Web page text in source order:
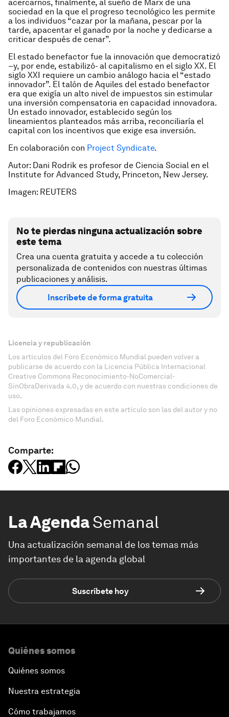
acercarnos, finalmente, al sueño de Marx de una
sociedad en la que el progreso tecnológico les permite
a los individuos “cazar por la mañana, pescar por la
tarde, apacentar el ganado por la noche y dedicarse a
criticar después de cenar”.
El estado benefactor fue la innovación que democratizó
–y, por ende, estabilizó- al capitalismo en el siglo XX. El
siglo XXI requiere un cambio análogo hacia el “estado
innovador”. El talón de Aquiles del estado benefactor
era que exigía un alto nivel de impuestos sin estimular
una inversión compensatoria en capacidad innovadora.
Un estado innovador, establecido según los
lineamientos planteados más arriba, reconciliaría el
capital con los incentivos que exige esa inversión.
En colaboración con Project Syndicate.
Autor: Dani Rodrik es profesor de Ciencia Social en el
Institute for Advanced Study, Princeton, New Jersey.
Imagen: REUTERS
No te pierdas ninguna actualización sobre
este tema
Crea una cuenta gratuita y accede a tu colección
personalizada de contenidos con nuestras últimas
publicaciones y análisis.
Inscríbete de forma gratuita
Licencia y republicación
Los artículos del Foro Económico Mundial pueden volver a
publicarse de acuerdo con la Licencia Pública Internacional
Creative Commons Reconocimiento-NoComercial-
SinObraDerivada 4.0, y de acuerdo con nuestras condiciones de
uso.
Las opiniones expresadas en este artículo son las del autor y no
del Foro Económico Mundial.
Comparte:
La AgendaSemanal
Una actualización semanal de los temas más
importantes de la agenda global
Suscríbete hoy
Quiénes somos
Quiénes somos
Nuestra estrategia
Cómo trabajamos